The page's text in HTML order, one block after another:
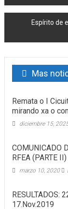
Espírito de
Mas
Remata o I
mirando xa o
diciembre 15,
COMUNICADO
RFEA (PARTE II)
marzo 10, 2020
RESULTADOS:
17.Nov.2019